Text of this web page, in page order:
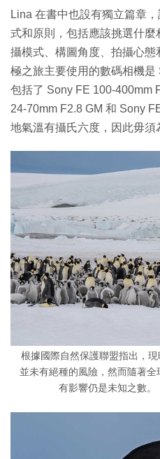
Lina 在書中也設有獨立篇章
式和原則，包括應該挑選什
攝模式、構圖角度、拍攝心
極之旅主要使用的數碼相機是
包括了 Sony FE 100-400mm
24-70mm F2.8 GM 和 Sony
地氣溫有攝氏六度，因此毋須
根據國際自然保護聯盟指出，
並未有絕種的風險，然而隨著
有影響仍是未知之數。